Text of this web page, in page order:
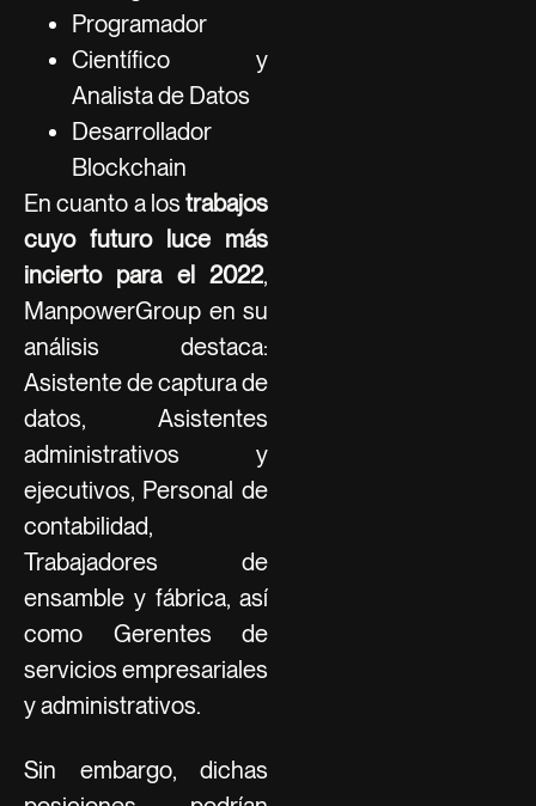
Programador
Científico y
Analista de Datos
Desarrollador
Blockchain
En cuanto a los trabajos
cuyo futuro luce más
incierto para el 2022,
ManpowerGroup en su
análisis destaca:
Asistente de captura de
datos, Asistentes
administrativos y
ejecutivos, Personal de
contabilidad,
Trabajadores de
ensamble y fábrica, así
como Gerentes de
servicios empresariales
y administrativos.
Sin embargo, dichas